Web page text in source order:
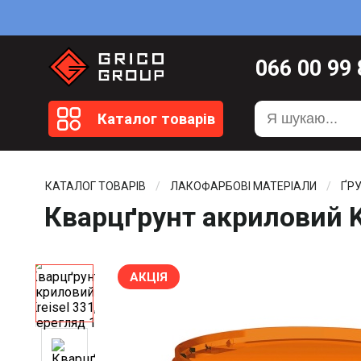
Каталог товарів
066 00 99
099 20 51
099 20 59
КАТАЛОГ ТОВАРІВ ЛАКОФАРБОВІ МАТЕРІАЛИ
Кварцґрунт акриловий
АКЦІЯ